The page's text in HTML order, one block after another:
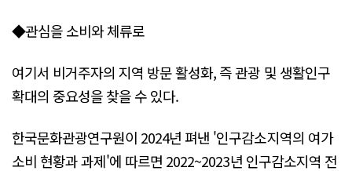
◆관심을 소비와 체류로
여기서 비거주자의 지역 방문 활성화, 즉 관광 및 생활인구
확대의 중요성을 찾을 수 있다.
한국문화관광연구원이 2024년 펴낸 '인구감소지역의 여가
소비 현황과 과제'에 따르면 2022~2023년 인구감소지역 전